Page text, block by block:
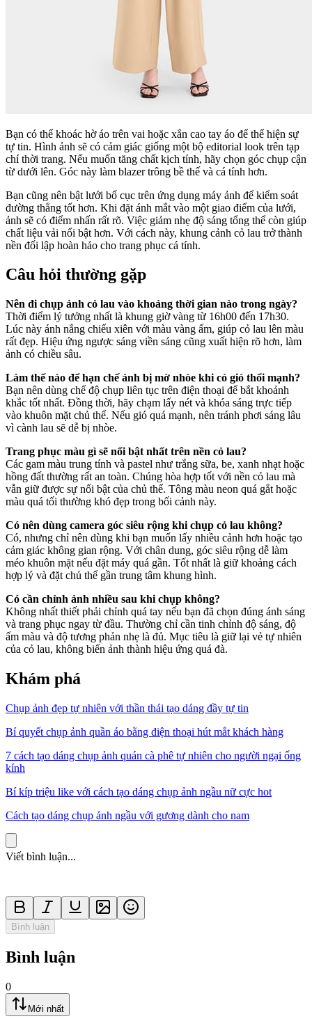
Bạn có thể khoác hờ áo trên vai hoặc xắn cao tay áo để thể hiện sự
tự tin. Hình ảnh sẽ có cảm giác giống một bộ editorial look trên tạp
chí thời trang. Nếu muốn tăng chất kịch tính, hãy chọn góc chụp cận
từ dưới lên. Góc này làm blazer trông bề thế và cá tính hơn.
Bạn cũng nên bật lưới bố cục trên ứng dụng máy ảnh để kiểm soát
đường thẳng tốt hơn. Khi đặt ánh mắt vào một giao điểm của lưới,
ảnh sẽ có điểm nhấn rất rõ. Việc giảm nhẹ độ sáng tổng thể còn giúp
chất liệu vải nổi bật hơn. Với cách này, khung cảnh cỏ lau trở thành
nền đối lập hoàn hảo cho trang phục cá tính.
Câu hỏi thường gặp
Nên đi chụp ảnh cỏ lau vào khoảng thời gian nào trong ngày?
Thời điểm lý tưởng nhất là khung giờ vàng từ 16h00 đến 17h30.
Lúc này ánh nắng chiếu xiên với màu vàng ấm, giúp cỏ lau lên màu
rất đẹp. Hiệu ứng ngược sáng viền sáng cũng xuất hiện rõ hơn, làm
ảnh có chiều sâu.
Làm thế nào để hạn chế ảnh bị mờ nhòe khi có gió thổi mạnh?
Bạn nên dùng chế độ chụp liên tục trên điện thoại để bắt khoảnh
khắc tốt nhất. Đồng thời, hãy chạm lấy nét và khóa sáng trực tiếp
vào khuôn mặt chủ thể. Nếu gió quá mạnh, nên tránh phơi sáng lâu
vì cành lau sẽ dễ bị nhòe.
Trang phục màu gì sẽ nổi bật nhất trên nền cỏ lau?
Các gam màu trung tính và pastel như trắng sữa, be, xanh nhạt hoặc
hồng đất thường rất an toàn. Chúng hòa hợp tốt với nền cỏ lau mà
vẫn giữ được sự nổi bật của chủ thể. Tông màu neon quá gắt hoặc
màu quá tối thường khó đẹp trong bối cảnh này.
Có nên dùng camera góc siêu rộng khi chụp cỏ lau không?
Có, nhưng chỉ nên dùng khi bạn muốn lấy nhiều cảnh hơn hoặc tạo
cảm giác không gian rộng. Với chân dung, góc siêu rộng dễ làm
méo khuôn mặt nếu đặt máy quá gần. Tốt nhất là giữ khoảng cách
hợp lý và đặt chủ thể gần trung tâm khung hình.
Có cần chỉnh ảnh nhiều sau khi chụp không?
Không nhất thiết phải chỉnh quá tay nếu bạn đã chọn đúng ánh sáng
và trang phục ngay từ đầu. Thường chỉ cần tinh chỉnh độ sáng, độ
ấm màu và độ tương phản nhẹ là đủ. Mục tiêu là giữ lại vẻ tự nhiên
của cỏ lau, không biến ảnh thành hiệu ứng quá đà.
Khám phá
Chụp ảnh đẹp tự nhiên với thần thái tạo dáng đầy tự tin
Bí quyết chụp ảnh quần áo bằng điện thoại hút mắt khách hàng
7 cách tạo dáng chụp ảnh quán cà phê tự nhiên cho người ngại ống
kính
Bí kíp triệu like với cách tạo dáng chụp ảnh ngầu nữ cực hot
Cách tạo dáng chụp ảnh ngầu với gương dành cho nam
Viết bình luận...
Bình luận
Bình luận
0
Mới nhất